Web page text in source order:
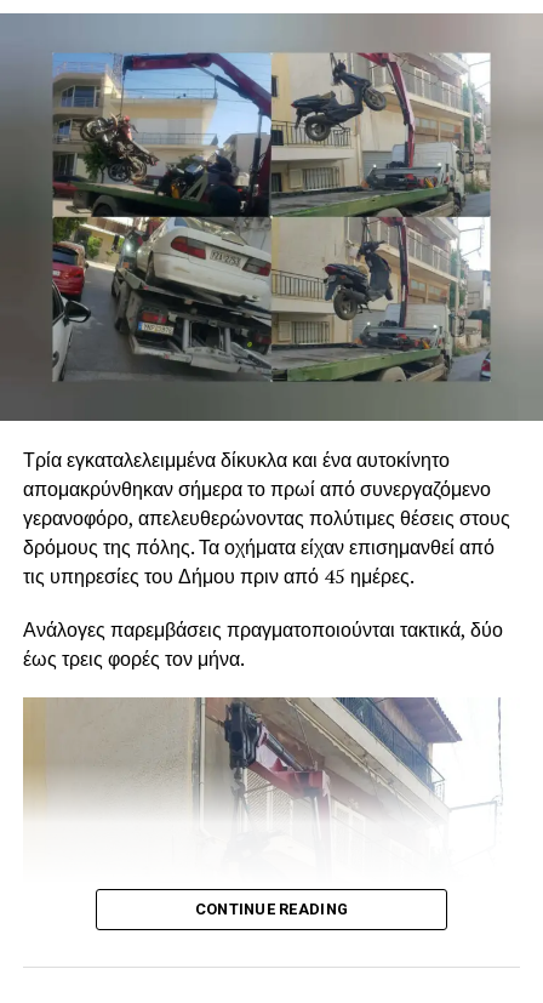
Τρία εγκαταλελειμμένα δίκυκλα και ένα αυτοκίνητο
απομακρύνθηκαν σήμερα το πρωί από συνεργαζόμενο
γερανοφόρο, απελευθερώνοντας πολύτιμες θέσεις στους
δρόμους της πόλης. Τα οχήματα είχαν επισημανθεί από
τις υπηρεσίες του Δήμου πριν από 45 ημέρες.
Ανάλογες παρεμβάσεις πραγματοποιούνται τακτικά, δύο
έως τρεις φορές τον μήνα.
CONTINUE READING